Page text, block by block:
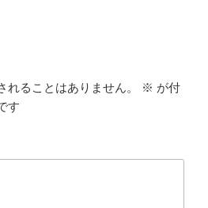
れることはありません。 ※ が付
す